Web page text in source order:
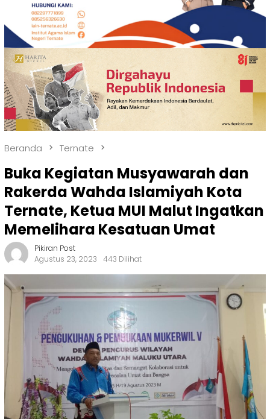
Beranda Ternate
Buka Kegiatan Musyawarah dan
Rakerda Wahda Islamiyah Kota
Ternate, Ketua MUI Malut Ingatkan
Memelihara Kesatuan Umat
Pikiran Post
Agustus 23, 2023
443 Dilihat